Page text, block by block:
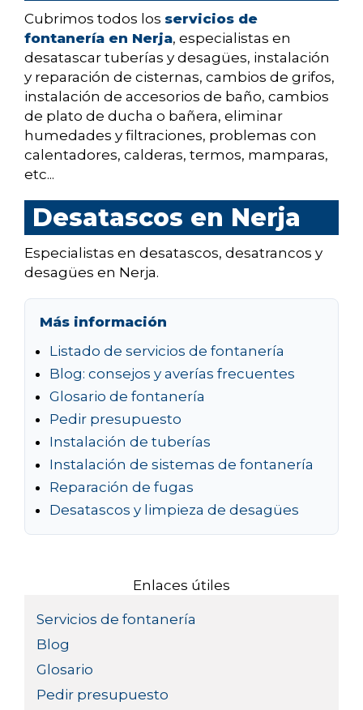
Cubrimos todos los servicios de
fontanería en Nerja, especialistas en
desatascar tuberías y desagües, instalación
y reparación de cisternas, cambios de grifos,
instalación de accesorios de baño, cambios
de plato de ducha o bañera, eliminar
humedades y filtraciones, problemas con
calentadores, calderas, termos, mamparas,
etc...
Desatascos en Nerja
Especialistas en desatascos, desatrancos y
desagües en Nerja.
Más información
Listado de servicios de fontanería
Blog: consejos y averías frecuentes
Glosario de fontanería
Pedir presupuesto
Instalación de tuberías
Instalación de sistemas de fontanería
Reparación de fugas
Desatascos y limpieza de desagües
Enlaces útiles
Servicios de fontanería
Blog
Glosario
Pedir presupuesto